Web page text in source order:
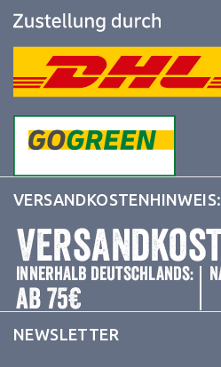
VERSANDKOSTENHINWEIS:
NEWSLETTER